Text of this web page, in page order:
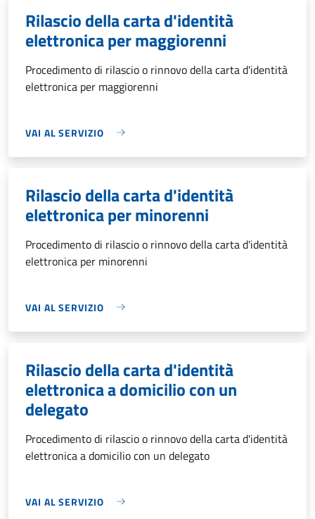
Rilascio della carta d'identità
elettronica per maggiorenni
Procedimento di rilascio o rinnovo della carta d'identità
elettronica per maggiorenni
VAI AL SERVIZIO
Rilascio della carta d'identità
elettronica per minorenni
Procedimento di rilascio o rinnovo della carta d'identità
elettronica per minorenni
VAI AL SERVIZIO
Rilascio della carta d'identità
elettronica a domicilio con un
delegato
Procedimento di rilascio o rinnovo della carta d'identità
elettronica a domicilio con un delegato
VAI AL SERVIZIO